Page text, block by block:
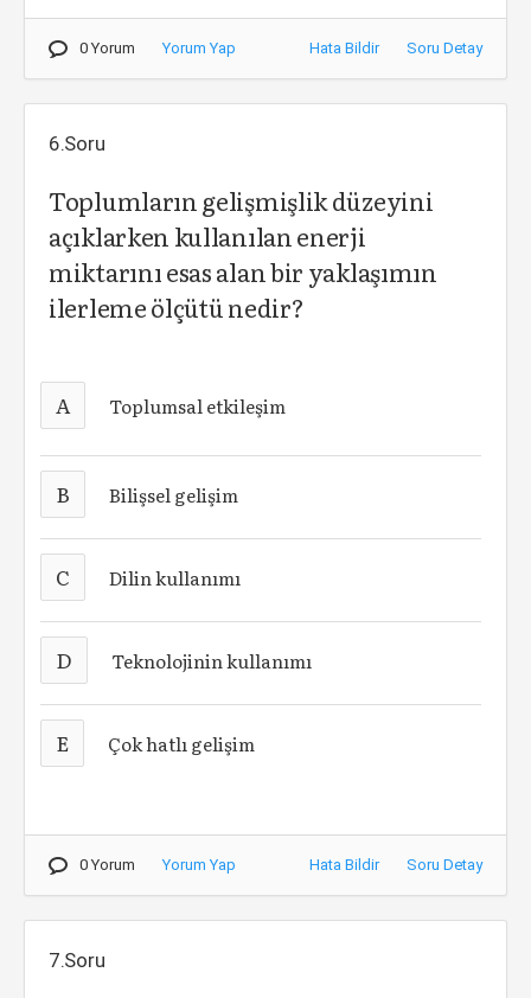
0 Yorum Yorum Yap Hata Bildir Soru Detay
6.Soru
Toplumların gelişmişlik düzeyini
açıklarken kullanılan enerji
miktarını esas alan bir yaklaşımın
ilerleme ölçütü nedir?
A Toplumsal etkileşim
B Bilişsel gelişim
C Dilin kullanımı
D Teknolojinin kullanımı
E Çok hatlı gelişim
0 Yorum Yorum Yap Hata Bildir Soru Detay
7.Soru